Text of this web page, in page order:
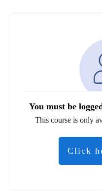
You must be
This course is only
Click